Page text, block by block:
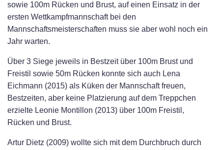
sowie 100m Rücken und Brust, auf einen Einsatz in der
ersten Wettkampfmannschaft bei den
Mannschaftsmeisterschaften muss sie aber wohl noch ein
Jahr warten.
Über 3 Siege jeweils in Bestzeit über 100m Brust und
Freistil sowie 50m Rücken konnte sich auch Lena
Eichmann (2015) als Küken der Mannschaft freuen,
Bestzeiten, aber keine Platzierung auf dem Treppchen
erzielte Leonie Montillon (2013) über 100m Freistil,
Rücken und Brust.
Artur Dietz (2009) wollte sich mit dem Durchbruch durch